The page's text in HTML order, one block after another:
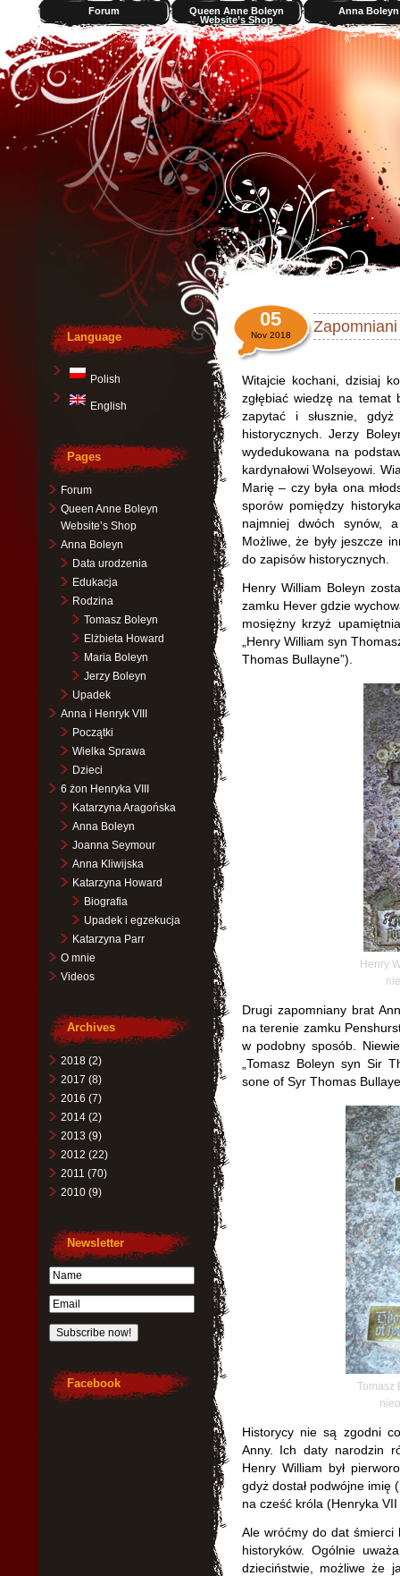
Forum
Queen Anne Boleyn
Website’s Shop
Anna Boleyn
Videos
05
Nov 2018
Witajcie kochani, dzisiaj
zgłębiać wiedzę na temat
zapytać i słusznie,
historycznych. Jerzy
wydedukowana na
kardynałowi Wolseyowi.
Marię – czy była ona
sporów pomiędzy
najmniej dwóch synów,
Możliwe, że były jeszcze
do zapisów historycznych.
Henry William Boleyn
zamku Hever gdzie
mosiężny krzyż
„Henry William syn
Thomas Bullayne”).
Henry
Drugi zapomniany brat
na terenie zamku
w podobny sposób.
„Tomasz Boleyn syn Sir
sone of Syr Thomas
Tomasz
Historycy nie są zgodni
Anny. Ich daty narodzin
Henry William był
gdyż dostał podwójne imię
na cześć króla (Henryka
Ale wróćmy do dat śmierci
historyków. Ogólnie
dzieciństwie, możliwe że
Language
Polish
English
Pages
Forum
Queen Anne Boleyn
Website’s Shop
Anna Boleyn
Data urodzenia
Edukacja
Rodzina
Tomasz Boleyn
Elżbieta Howard
Maria Boleyn
Jerzy Boleyn
Upadek
Anna i Henryk VIII
Początki
Wielka Sprawa
Dzieci
6 żon Henryka VIII
Katarzyna Aragońska
Anna Boleyn
Joanna Seymour
Anna Kliwijska
Katarzyna Howard
Biografia
Upadek i egzekucja
Katarzyna Parr
O mnie
Videos
Archives
2018 (2)
2017 (8)
2016 (7)
2014 (2)
2013 (9)
2012 (22)
2011 (70)
2010 (9)
Newsletter
Facebook